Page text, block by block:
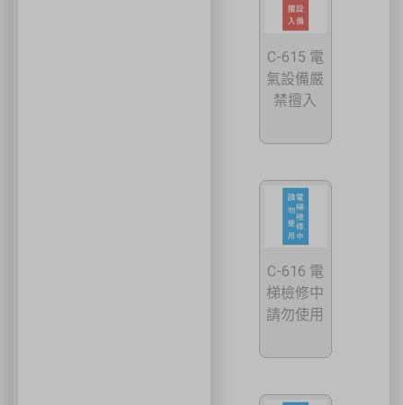
C-615 電
氣設備嚴
禁擅入
C-616 電
梯檢修中
請勿使用